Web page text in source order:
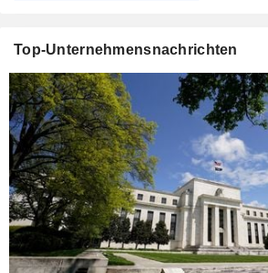
Top-Unternehmensnachrichten